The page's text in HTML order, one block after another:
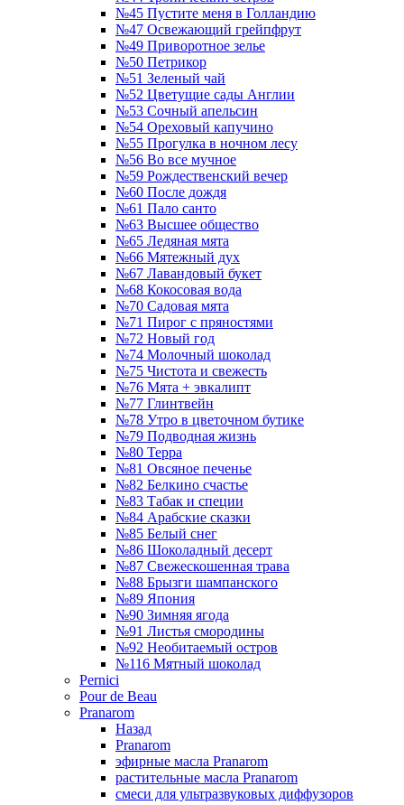
№45 Пустите меня в Голландию
№47 Освежающий грейпфрут
№49 Приворотное зелье
№50 Петрикор
№51 Зеленый чай
№52 Цветущие сады Англии
№53 Сочный апельсин
№54 Ореховый капучино
№55 Прогулка в ночном лесу
№56 Во все мучное
№59 Рождественский вечер
№60 После дождя
№61 Пало санто
№63 Высшее общество
№65 Ледяная мята
№66 Мятежный дух
№67 Лавандовый букет
№68 Кокосовая вода
№70 Садовая мята
№71 Пирог с пряностями
№72 Новый год
№74 Молочный шоколад
№75 Чистота и свежесть
№76 Мята + эвкалипт
№77 Глинтвейн
№78 Утро в цветочном бутике
№79 Подводная жизнь
№80 Терра
№81 Овсяное печенье
№82 Белкино счастье
№83 Табак и специи
№84 Арабские сказки
№85 Белый снег
№86 Шоколадный десерт
№87 Свежескошенная трава
№88 Брызги шампанского
№89 Япония
№90 Зимняя ягода
№91 Листья смородины
№92 Необитаемый остров
№116 Мятный шоколад
Pernici
Pour de Beau
Pranarom
Назад
Pranarom
эфирные масла Pranarom
растительные масла Pranarom
смеси для ультразвуковых диффузоров